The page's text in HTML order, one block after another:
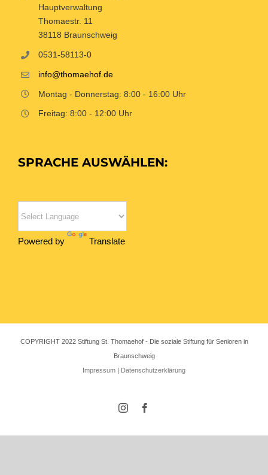
Hauptverwaltung
Thomaestr. 11
38118 Braunschweig
0531-58113-0
info@thomaehof.de
Montag - Donnerstag: 8:00 - 16:00 Uhr
Freitag: 8:00 - 12:00 Uhr
SPRACHE AUSWÄHLEN:
Powered by Translate
COPYRIGHT 2022 Stiftung St. Thomaehof - Die soziale Stiftung für Senioren in
Braunschweig
Impressum
Datenschutzerklärung
Instagram